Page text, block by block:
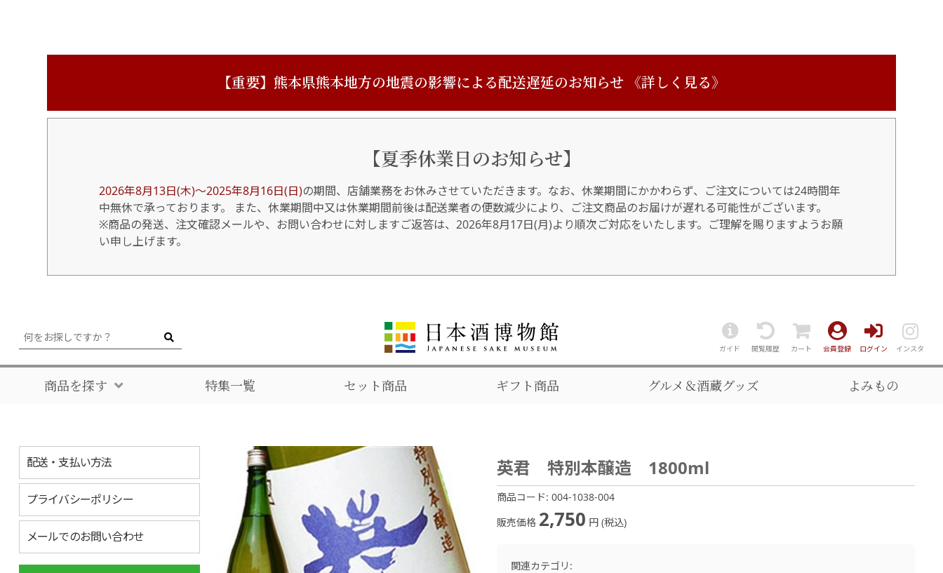
【重要】熊本県熊本地方の地震の影響による配送遅延のお知らせ 《詳しく見る》
【夏季休業日のお知らせ】
2026年8月13日(木)～2025年8月16日(日)の期間、店舗業務をお休みさせていただきます。なお、休業期間にかかわらず、ご注文については24時間年
中無休で承っております。 また、休業期間中又は休業期間前後は配送業者の便数減少により、ご注文商品のお届けが遅れる可能性がございます。
※商品の発送、注文確認メールや、お問い合わせに対しますご返答は、2026年8月17日(月)より順次ご対応をいたします。ご理解を賜りますようお願
い申し上げます。
ガイド 閲覧履歴 カート 会員登録 ログイン インスタ
商品を探す 特集一覧 セット商品 ギフト商品 グルメ＆酒蔵グッズ よみもの
配送・支払い方法
プライバシーポリシー
メールでのお問い合わせ
英君 特別本醸造 1800ml
商品コード: 004-1038-004
販売価格 2,750 円 (税込)
関連カテゴリ: